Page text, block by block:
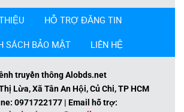
HỖ TRỢ ĐĂNG TIN
SÁCH BẢO MẬT LIÊN HỆ
truyền thông Alobds.net
Lừa, Xã Tân An Hội, Củ Chi, TP HCM
0971722177 | Email hỗ trợ: